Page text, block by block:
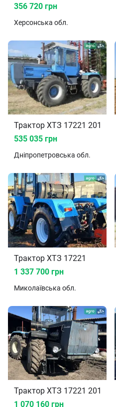
356 720 грн
Херсонська обл.
Трактор ХТЗ 17221 2010
535 035 грн
Дніпропетровська обл.
Трактор ХТЗ 17221
1 337 700 грн
Миколаївська обл.
Трактор ХТЗ 17221 2013
1 070 160 грн